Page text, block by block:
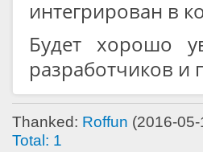
интегрирован в
Будет хорошо
разработчиков и
Thanked: Roffun (2016-
Total: 1